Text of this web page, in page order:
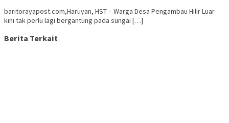
baritorayapost.com,Haruyan, HST – Warga Desa Pengambau Hilir Luar
kini tak perlu lagi bergantung pada sungai […]
Berita Terkait